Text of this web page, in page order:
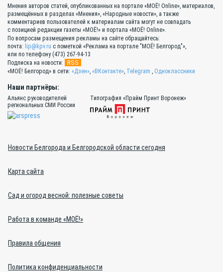
Мнения авторов статей, опубликованных на портале «МОЁ! Online», материалов,
размещённых в разделах «Мнения», «Народные новости», а также
комментариев пользователей к материалам сайта могут не совпадать
с позицией редакции газеты «МОЁ!» и портала «МОЁ! Online».
По вопросам размещения рекламы на сайте обращайтесь:
почта: lip@kpv.ru с пометкой «Реклама на портале "МОЁ! Белгород"»,
или по телефону (473) 267-94-13
Подписка на новости:
RSS
«МОЁ! Белгород» в сети: «Дзен», «ВКонтакте», Telegram , Одноклассники
Наши партнёры:
Альянс руководителей
региональных СМИ России
Типография «Прайм Принт Воронеж»
Новости Белгорода и Белгородской области сегодня
Карта сайта
Сад и огород весной: полезные советы
Работа в команде «МОЁ!»
Правила общения
Политика конфиденциальности